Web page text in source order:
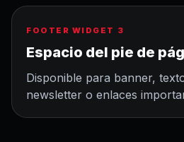
FOOTER WIDGET 3
Espacio del pie de
Disponible para banner,
newsletter o enlaces